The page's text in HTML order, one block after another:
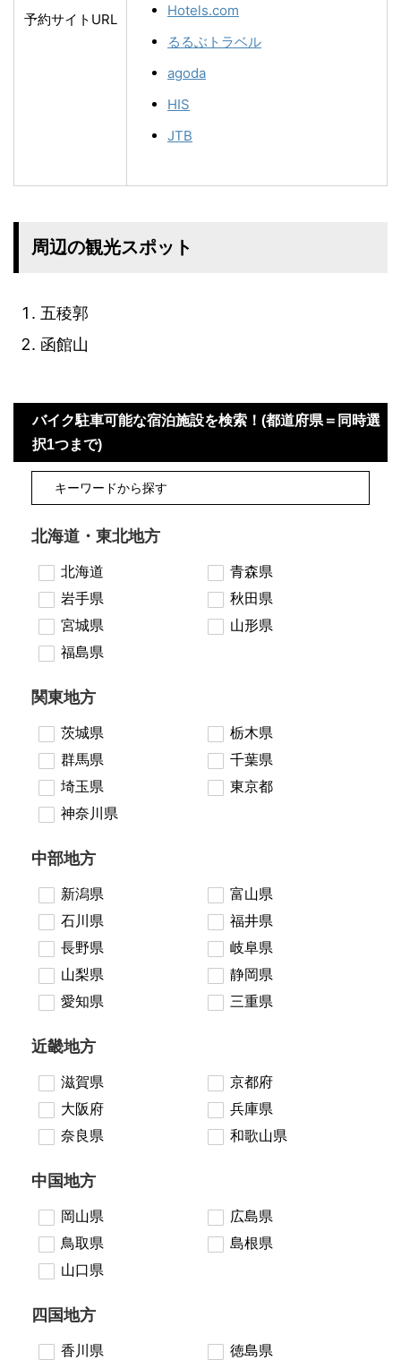
予約サイトURL
Hotels.com
るるぶトラベル
agoda
HIS
JTB
周辺の観光スポット
五稜郭
函館山
バイク駐車可能な宿泊施設を検索！(都道府県＝同時選
択1つまで)
北海道・東北地方
北海道
青森県
岩手県
秋田県
宮城県
山形県
福島県
関東地方
茨城県
栃木県
群馬県
千葉県
埼玉県
東京都
神奈川県
中部地方
新潟県
富山県
石川県
福井県
長野県
岐阜県
山梨県
静岡県
愛知県
三重県
近畿地方
滋賀県
京都府
大阪府
兵庫県
奈良県
和歌山県
中国地方
岡山県
広島県
鳥取県
島根県
山口県
四国地方
香川県 徳島県